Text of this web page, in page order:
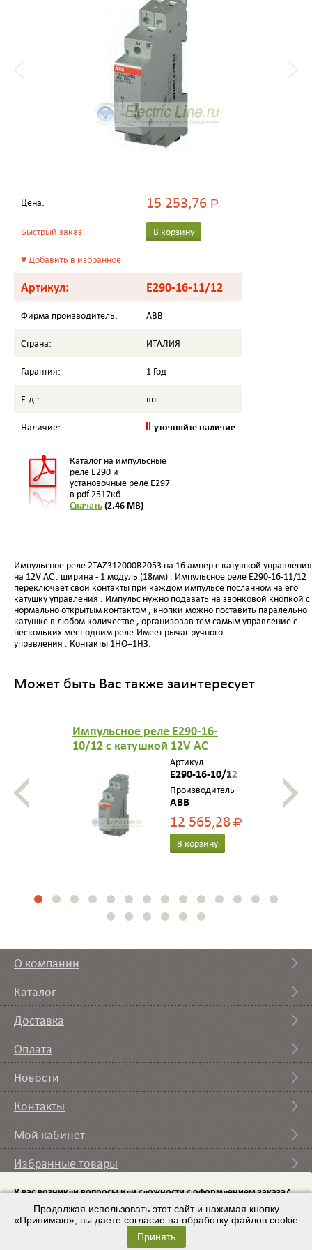
Цена: 15 253,76Р
Быстрый заказ! В корзину
♥Добавить в избранное
Артикул: E290-16-11/12
Фирма производитель: ABB
Страна: ИТАЛИЯ
Гарантия: 1 Год
Е.д.: шт
Наличие: уточняйте наличие
Каталог на импульсные
реле E290 и
установочные реле E297
в pdf 2517кб
Скачать(2.46 MB)
Импульсное реле 2TAZ312000R2053 на 16 ампер с катушкой управления
на 12V AC . ширина - 1 модуль (18мм) . Импульсное реле E290-16-11/12
переключает свои контакты при каждом импульсе посланном на его
катушку управления . Импульс нужно подавать на звонковой кнопкой с
нормально открытым контактом , кнопки можно поставить паралельно
катушке в любом количестве , организовав тем самым управление с
нескольких мест одним реле.Имеет рычаг ручного
управления . Контакты 1НО+1НЗ.
Может быть Вас также заинтересует
Импульсное реле E290-16-
10/12 с катушкой 12V AC
Артикул
E290-16-10/12
Производитель
ABB
12 565,28Р
В корзину
О компании
Каталог
Доставка
Оплата
Новости
Контакты
Мой кабинет
Избранные товары
Вы смотрели
© 2007 – 2026 ИП Кононов И.А. | Условия использования
Разработка сайта– ZAYTSEVS.COM
У вас возникли вопросы или сложности с оформлением заказа?
Пришлите на emailсписок требуемого оборудования и мы с вами
свяжемся.
Продолжая использовать этот сайт и нажимая кнопку
«Принимаю», вы даете согласие на обработку файлов cookie
Принять